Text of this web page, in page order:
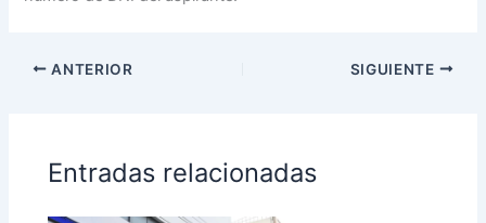
ANTERIOR SIGUIENTE
Entradas relacionadas